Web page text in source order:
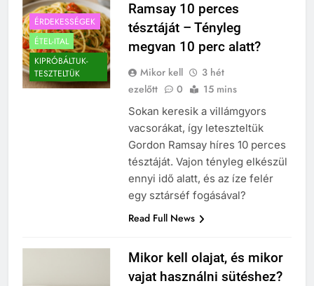
ÉRDEKESSÉGEK
ÉTEL-ITAL
KIPRÓBÁLTUK-
TESZTELTÜK
Ramsay 10 perces
tésztáját – Tényleg
megvan 10 perc alatt?
Mikor kell
3 hét
ezelőtt
0 15 mins
Sokan keresik a villámgyors
vacsorákat, így leteszteltük
Gordon Ramsay híres 10 perces
tésztáját. Vajon tényleg elkészül
ennyi idő alatt, és az íze felér
egy sztárséf fogásával?
Read Full News
Mikor kell olajat, és mikor
vajat használni sütéshez?